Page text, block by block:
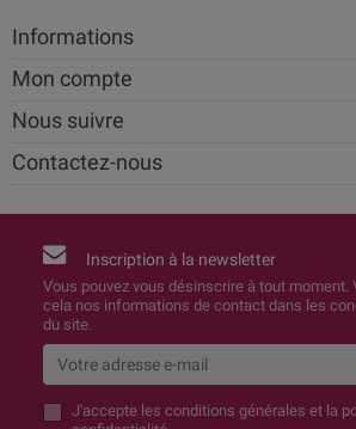
Informations
Mon compte
Nous suivre
Contactez-nous
Inscription à la newsletter
Vous pouvez vous désinscrire à tout moment.
cela nos informations de contact dans les
du site.
J'accepte les conditions générales et la